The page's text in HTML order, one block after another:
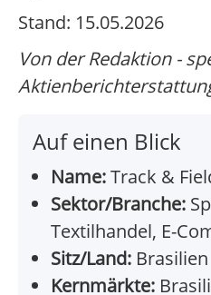
Stand: 15.05.2026
Von der Redaktion -
Auf einen Blick
Name:Track &
Sektor/Branche:
Textilhandel, E-
Sitz/Land: Brasilien
Kernmärkte: